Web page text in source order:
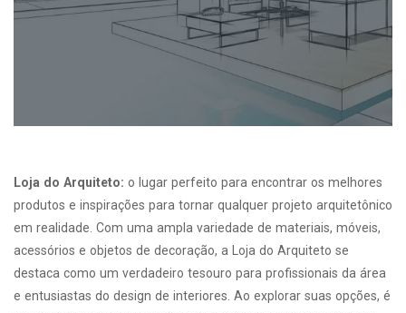
Loja do Arquiteto: o lugar perfeito para encontrar os melhores
produtos e inspirações para tornar qualquer projeto arquitetônico
em realidade. Com uma ampla variedade de materiais, móveis,
acessórios e objetos de decoração, a Loja do Arquiteto se
destaca como um verdadeiro tesouro para profissionais da área
e entusiastas do design de interiores. Ao explorar suas opções, é